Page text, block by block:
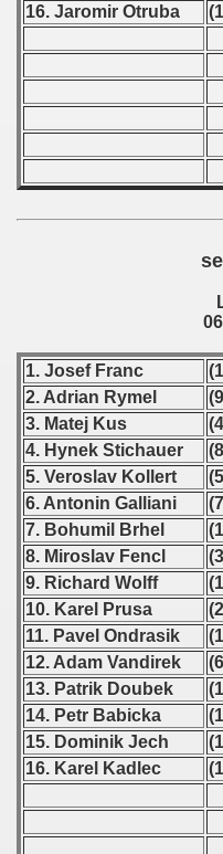
16. Jaromir Otruba
1. Josef Franc
2. Adrian Rymel
3. Matej Kus
4. Hynek Stichauer
5. Veroslav Kollert
6. Antonin Galliani
7. Bohumil Brhel
8. Miroslav Fencl
9. Richard Wolff
10. Karel Prusa
11. Pavel Ondrasik
12. Adam Vandirek
13. Patrik Doubek
14. Petr Babicka
15. Dominik Jech
16. Karel Kadlec
1983
1984
1986